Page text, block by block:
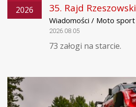
2026
35. Rajd Rzeszowski
Wiadomości / Moto sport
2026.08.05
73 załogi na starcie.